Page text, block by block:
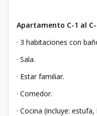
Apartamento C-1 al
· 3 habitaciones con
· Sala.
· Estar familiar.
· Comedor.
· Cocina (incluye: